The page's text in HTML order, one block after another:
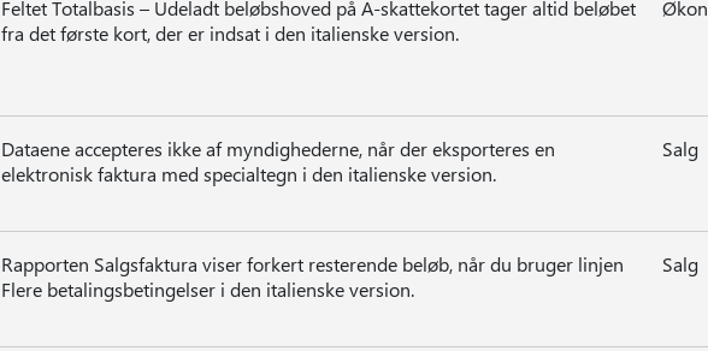
Feltet Totalbasis – Udeladt beløbshoved på A-skattekortet tager altid beløbet
fra det første kort, der er indsat i den italienske version.
Dataene accepteres ikke af myndighederne, når der eksporteres en
elektronisk faktura med specialtegn i den italienske version.
Salg
Rapporten Salgsfaktura viser forkert resterende beløb, når du bruger linjen
Flere betalingsbetingelser i den italienske version.
Salg